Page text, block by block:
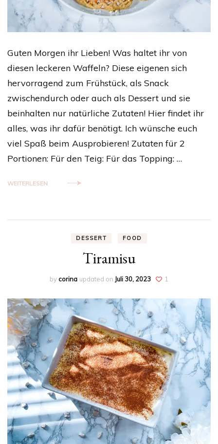
Guten Morgen ihr Lieben! Was haltet ihr von
diesen leckeren Waffeln? Diese eigenen sich
hervorragend zum Frühstück, als Snack
zwischendurch oder auch als Dessert und sie
beinhalten nur natürliche Zutaten! Hier findet ihr
alles, was ihr dafür benötigt. Ich wünsche euch
viel Spaß beim Ausprobieren! Zutaten für 2
Portionen: Für den Teig: Für das Topping: …
WEITERLESEN
DESSERT FOOD
Tiramisu
by corina updated on Juli 30, 2023 1